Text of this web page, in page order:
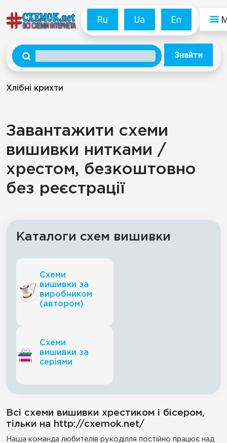
Ru Ua En
Знайти
Хлібні крихти
Завантажити схеми
вишивки нитками /
хрестом, безкоштовно
без реєстрації
Каталоги схем вишивки
Схеми
вишивки за
виробником
(автором)
Схеми
вишивки за
серіями
Всі схеми вишивки хрестиком і бісером,
тільки на http://cxemok.net/
Наша команда любителів рукоділля постійно працює над